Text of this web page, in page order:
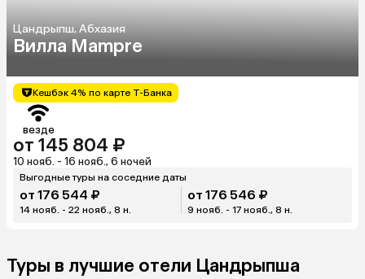
Цандрыпш, Абхазия
Вилла Mampre
Кешбэк 4% по карте Т-Банка
везде
от 145 804 ₽
10 нояб. - 16 нояб., 6 ночей
Выгодные туры на соседние даты
от 176 544 ₽
14 нояб. - 22 нояб., 8 н.
от 176 546 ₽
9 нояб. - 17 нояб., 8 н.
Туры в лучшие отели Цандрыпша